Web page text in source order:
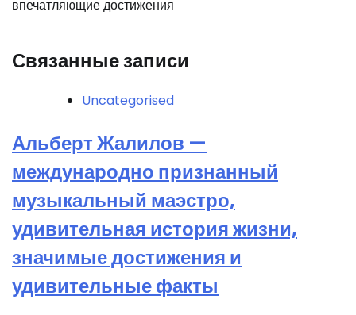
впечатляющие достижения
Связанные записи
Uncategorised
Альберт Жалилов —
международно признанный
музыкальный маэстро,
удивительная история жизни,
значимые достижения и
удивительные факты